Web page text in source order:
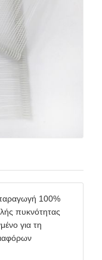
παραγωγή 100%
πυκνότητας
για τη